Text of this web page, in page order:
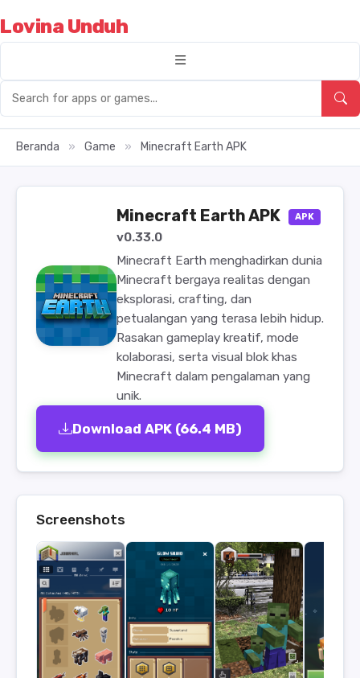
Lovina Unduh
Beranda » Game » Minecraft Earth APK
Minecraft Earth APK APK
v0.33.0
Minecraft Earth menghadirkan dunia
Minecraft bergaya realitas dengan
eksplorasi, crafting, dan
petualangan yang terasa lebih hidup.
Rasakan gameplay kreatif, mode
kolaborasi, serta visual blok khas
Minecraft dalam pengalaman yang
unik.
Download APK (66.4 MB)
Screenshots